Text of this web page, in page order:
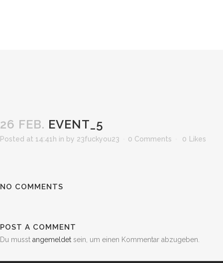
26 FEB. EVENT_5
Posted at 14:41h in by 23fuckyou23 0 Comments 0 Likes
NO COMMENTS
POST A COMMENT
Du musst angemeldet sein, um einen Kommentar abzugeben.